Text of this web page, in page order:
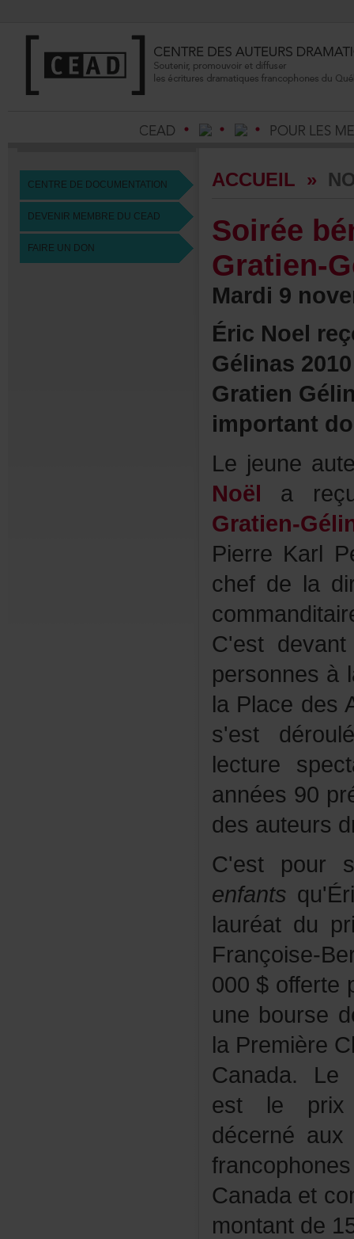
CENTREDEDOCUMENTATION
DEVENIRMEMBREDUCEAD
FAIREUNDON
ACCUEIL »
Gratien-
Noël
Gratien-
enfants
Françoise-